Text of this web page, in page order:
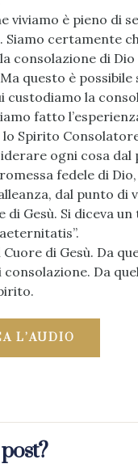
viviamo è pieno di
Siamo certamente
consolazione di Dio
questo è possibile
custodiamo la
fatto
lo Spirito
ogni cosa dal
fedele di
dal punto di
di Gesù. Si diceva un
di Gesù. Da
Da
L’AUDIO